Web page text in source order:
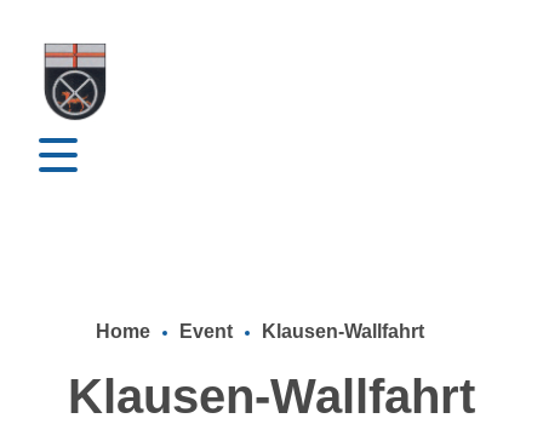
Home Event Klausen-Wallfahrt
Klausen-Wallfahrt